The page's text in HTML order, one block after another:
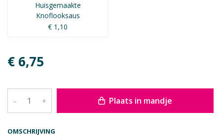
OMSCHRIJVING
Huisgemaakte
Knoflooksaus
€ 1,10
€ 6,75
– + Plaats in mandje